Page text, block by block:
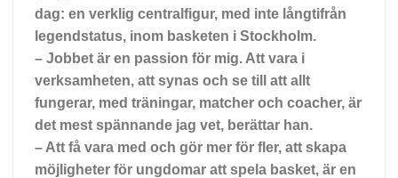
dag: en verklig centralfigur, med inte långtifrån
legendstatus, inom basketen i Stockholm.
– Jobbet är en passion för mig. Att vara i
verksamheten, att synas och se till att allt
fungerar, med träningar, matcher och coacher, är
det mest spännande jag vet, berättar han.
– Att få vara med och gör mer för fler, att skapa
möjligheter för ungdomar att spela basket, är en